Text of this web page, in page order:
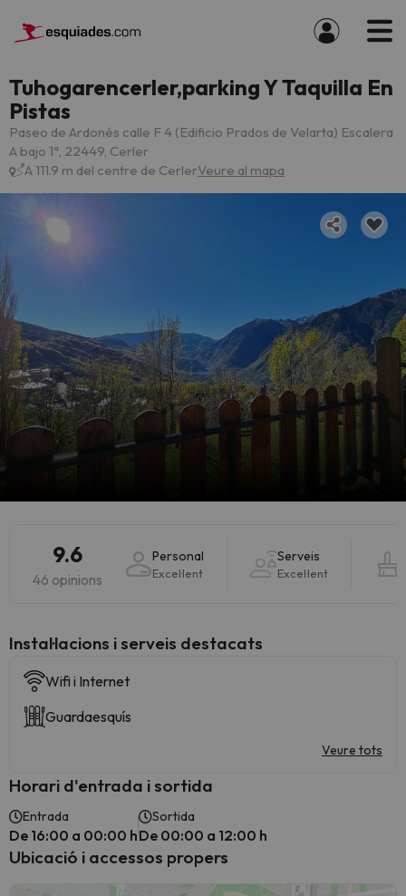
Tuhogarencerler,parking Y Taquilla En
Pistas
Paseo de Ardonés calle F 4 (Edificio Prados de Velarta) Escalera
A bajo 1ª, 22449, Cerler
A 111.9 m del centre de CerlerVeure al mapa
9.6
46 opinions
Personal
Excel·lent
Serveis
Excel·lent
Instal·lacions i serveis destacats
Wifi i Internet
Guardaesquís
Veure tots
Horari d'entrada i sortida
Entrada
De 16:00 a 00:00 h
Sortida
De 00:00 a 12:00 h
Ubicació i accessos propers